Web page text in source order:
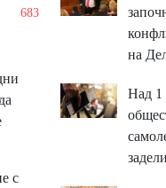
683
с
на
Над 1